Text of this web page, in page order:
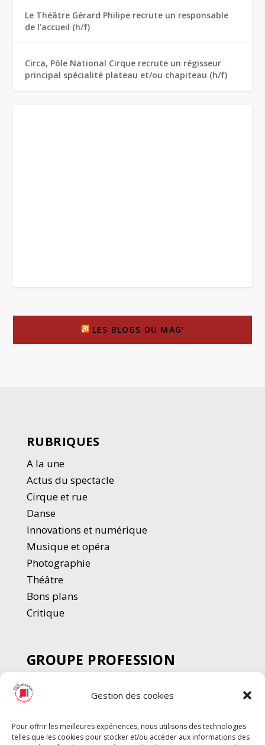
Gestion des cookies
Pour offrir les meilleures expériences, nous utilisons des technologies
telles que les cookies pour stocker et/ou accéder aux informations des
Le Théâtre Gérard Philipe recrute un responsable
de l’accueil (h/f)
Circa, Pôle National Cirque recrute un régisseur
principal spécialité plateau et/ou chapiteau (h/f)
LES BLOGS DU MAG’
RUBRIQUES
A la une
Actus du spectacle
Cirque et rue
Danse
Innovations et numérique
Musique et opéra
Photographie
Théâtre
Bons plans
Critique
GROUPE PROFESSION
SPECTACLE
Chèque Intermittents
Chèque Compta